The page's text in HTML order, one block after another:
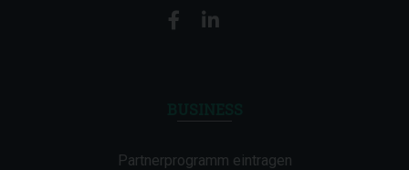
Partnerprogramm eintragen